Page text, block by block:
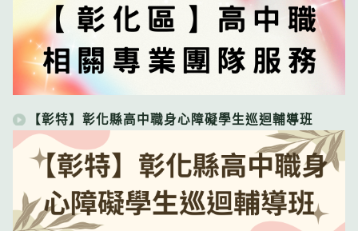
【彰特】彰化縣高中職身心障礙學生巡迴輔導班